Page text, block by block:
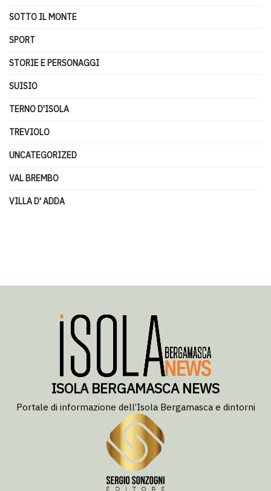
SOTTO IL MONTE
SPORT
STORIE E PERSONAGGI
SUISIO
TERNO D'ISOLA
TREVIOLO
UNCATEGORIZED
VAL BREMBO
VILLA D' ADDA
ISOLA BERGAMASCA NEWS
Portale di informazione dell’Isola Bergamasca e dintorni